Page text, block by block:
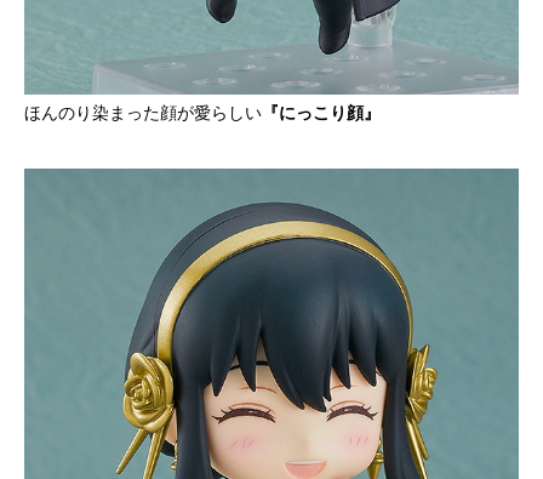
ほんのり染まった顔が愛らしい 『にっこり顔』